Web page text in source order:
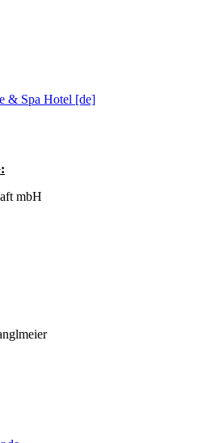
& Spa Hotel [de]
mbH